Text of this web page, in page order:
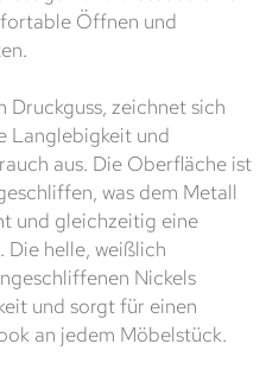
Öffnen und
zeichnet sich
Langlebigkeit und
aus. Die Oberfläche ist
was dem Metall
und gleichzeitig eine
helle, weißlich
Nickels
und sorgt für einen
an jedem Möbelstück.